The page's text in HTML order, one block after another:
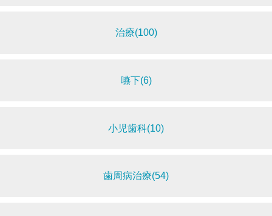
治療(100)
嚥下(6)
小児歯科(10)
歯周病治療(54)